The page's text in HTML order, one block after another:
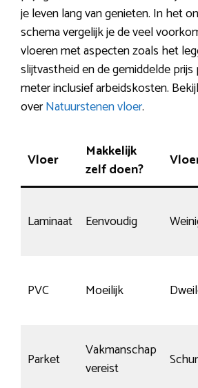
je leven lang van genieten. In het
schema vergelijk je de veel
vloeren met aspecten zoals het
slijtvastheid en de gemiddelde
meter inclusief arbeidskosten.
overNatuurstenen vloer.
Vloer
Makkelijk
zelf doen?
Laminaat Eenvoudig
PVC Moeilijk
Parket
Vakmanschap
vereist